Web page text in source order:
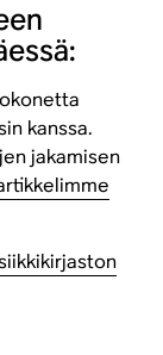
kanssa.
jakamisen